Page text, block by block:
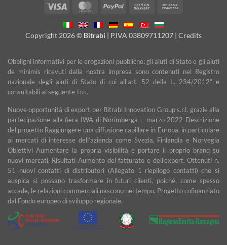
Visa MasterCardPayPal
Cash
Delivery
Copyright 2026 © Bitrabi | P.IVA 03809711207 | Credits
Obblighi informativi per le erogazioni pubbliche: gli aiuti di Stato e gli aiuti
de minimis ricevuti dalla nostra impresa sono contenuti nel Registro
nazionale degli aiuti di Stato di cui all’art. 52 della L. 234/2012” e
consultabili al seguente link.
Nuove opportunità di export per Bitrabi Innovation Group s.r.l. grazie alla
partecipazione alla fiera IWA di Norimberga – marzo 2022 Descrizione
del progetto Raggiungere una diffusione capillare in Europa, in particolare
ai mercati di interesse dell’azienda come Svezia, Finlandia e Norvegia
Obiettivi Aumentare la propria visibilità e portare il proprio brand su
nuovi mercati. Risultati Aumento del fatturato e dell’export. Ottenuti n.
51 nuovi contatti di distributori (Allegato 1 riepilogo contatti) che si
auspica si possano trasformare in futuri clienti, poiché, come spesso
accade, le relazioni commerciali nascono nel tempo. Progetto cofinanziato
dal Fondo europeo di sviluppo regionale.